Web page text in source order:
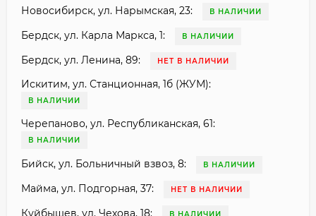
Новосибирск, ул. Нарымская, 23: В НАЛИЧИИ
Бердск, ул. Карла Маркса, 1: В НАЛИЧИИ
Бердск, ул. Ленина, 89: НЕТ В НАЛИЧИИ
Искитим, ул. Станционная, 1б (ЖУМ):
В НАЛИЧИИ
Черепаново, ул. Республиканская, 61:
В НАЛИЧИИ
Бийск, ул. Больничный взвоз, 8: В НАЛИЧИИ
Майма, ул. Подгорная, 37: НЕТ В НАЛИЧИИ
Куйбышев, ул. Чехова, 18: